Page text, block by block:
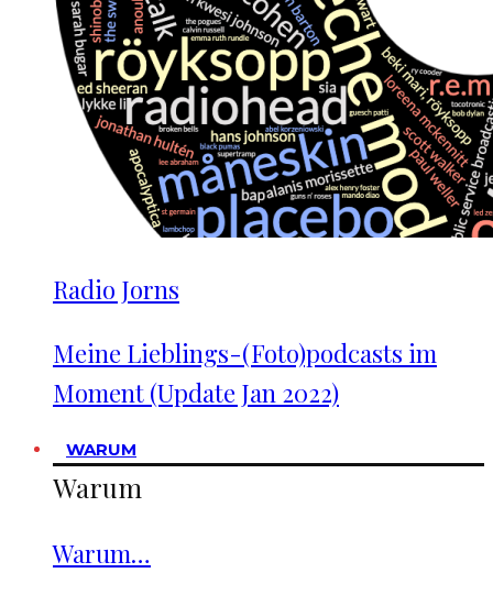
Radio Jorns
Meine Lieblings-(Foto)podcasts im
Moment (Update Jan 2022)
WARUM
Warum
Warum…